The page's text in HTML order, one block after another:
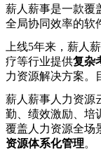
薪人薪事是一款覆
全局协同效率的软
上线5年来，薪人
疗等行业提供复杂
力资源解决方案。
薪人薪事人力资源
勤、绩效激励、培
覆盖人力资源全场
资源体系化管理。